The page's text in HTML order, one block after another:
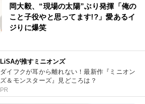
岡大毅、“現場の太陽”ぶり発揮「俺の
こと子役やと思ってます!?」愛あるイ
ジりに爆笑
LiSAが推すミニオンズ
ダイフクが耳から離れない！最新作『ミニオン
ズ＆モンスターズ』見どころは？
PR